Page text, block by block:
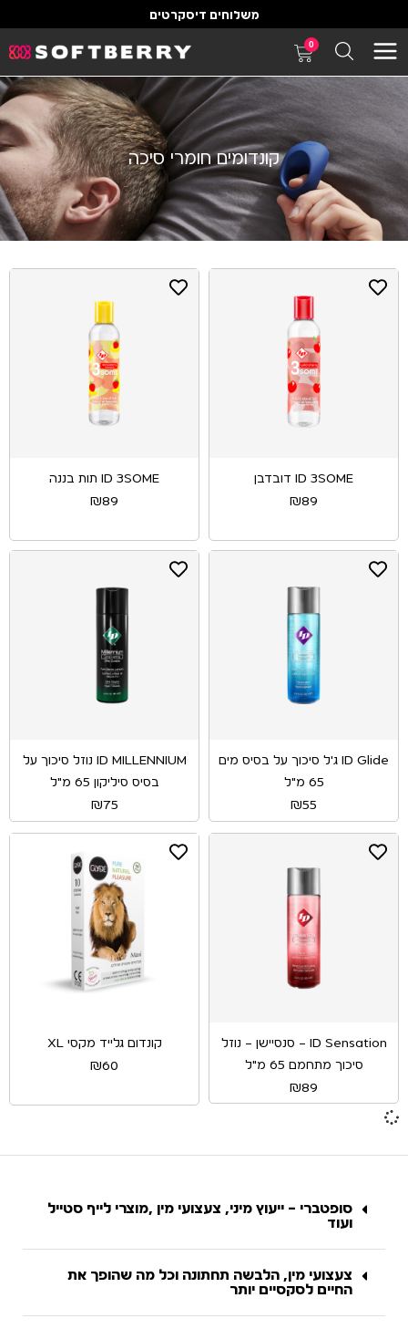
משלוחים דיסקרטים
0
קונדומים חומרי סיכה
ID 3SOME דובדבן
₪89
ID 3SOME תות בננה
₪89
ID Glide ג'ל סיכוך על בסיס מים
65 מ"ל
₪55
ID MILLENNIUM נוזל סיכוך על
בסיס סיליקון 65 מ"ל
₪75
​ID Sensation – סנסיישן – נוזל
סיכוך מתחמם 65 מ"ל
₪89
קונדום גלייד מקסי XL
₪60
סופטברי – ייעוץ מיני, צעצועי מין ,מוצרי לייף סטייל
ועוד
צעצועי מין, הלבשה תחתונה וכל מה שהופך את
החיים לסקסיים יותר